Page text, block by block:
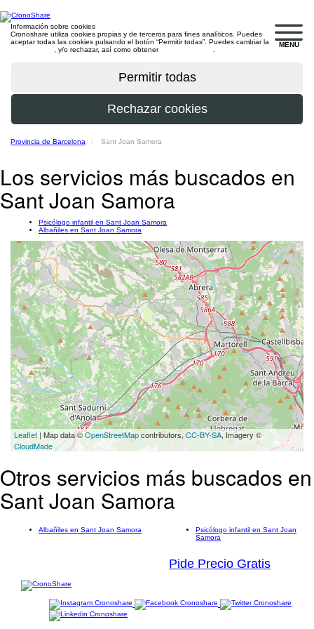
MENU
Información sobre cookies
Cronoshare utiliza cookies propias y de terceros para fines analíticos. Puedes
aceptar todas las cookies pulsando el botón “Permitir todas”. Puedes cambiar la
, y/o rechazar, así como obtener
Provincia de Barcelona Sant Joan Samora
Los servicios más buscados en
Sant Joan Samora
Psicólogo infantil en Sant Joan Samora
Albañiles en Sant Joan Samora
Leaflet | Map data ©OpenStreetMapcontributors,CC-BY-SA, Imagery ©
CloudMade
Otros servicios más buscados en
Sant Joan Samora
Albañiles en Sant Joan Samora
Psicólogo infantil en Sant Joan
Samora
Pide Precio Gratis